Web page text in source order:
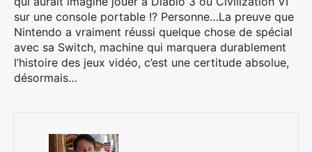
sur une console portable !? Personne…La preuve que
Nintendo a vraiment réussi quelque chose de spécial
avec sa Switch, machine qui marquera durablement
l’histoire des jeux vidéo, c’est une certitude absolue,
désormais…